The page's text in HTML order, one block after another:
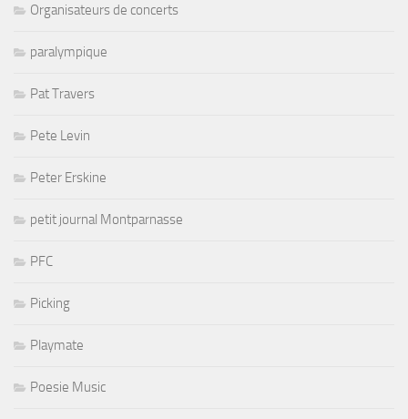
Organisateurs de concerts
paralympique
Pat Travers
Pete Levin
Peter Erskine
petit journal Montparnasse
PFC
Picking
Playmate
Poesie Music